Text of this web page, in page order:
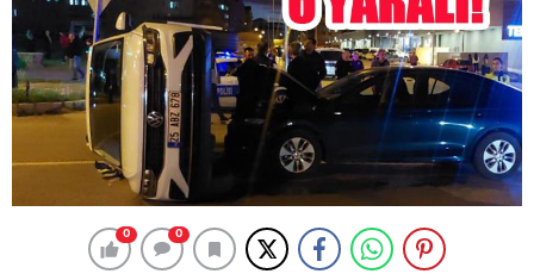
0 0